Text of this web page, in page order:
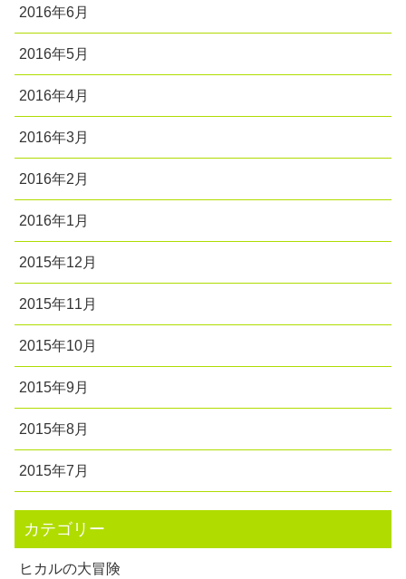
2016年6月
2016年5月
2016年4月
2016年3月
2016年2月
2016年1月
2015年12月
2015年11月
2015年10月
2015年9月
2015年8月
2015年7月
カテゴリー
ヒカルの大冒険